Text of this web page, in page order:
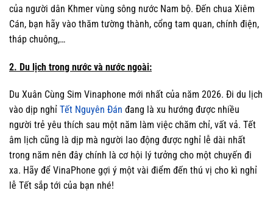
của người dân Khmer vùng sông nước Nam bộ. Đến chua Xiêm
Cán, bạn hãy vào thăm tường thành, cổng tam quan, chính điện,
tháp chuông,…
2. Du lịch trong nước và nước ngoài:
Du Xuân Cùng Sim Vinaphone mới nhất của năm 2026. Đi du lịch
vào dịp nghỉ Tết Nguyên Đán đang là xu hướng được nhiều
người trẻ yêu thích sau một năm làm việc chăm chỉ, vất vả. Tết
âm lịch cũng là dịp mà người lao động được nghỉ lễ dài nhất
trong năm nên đây chính là cơ hội lý tưởng cho một chuyến đi
xa. Hãy để VinaPhone gợi ý một vài điểm đến thú vị cho kì nghỉ
lễ Tết sắp tới của bạn nhé!